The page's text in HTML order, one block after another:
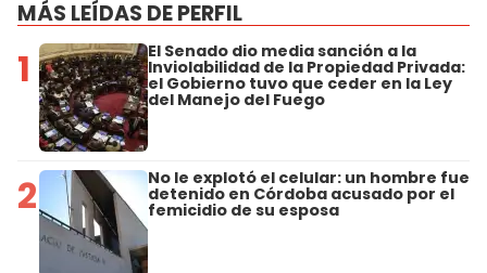
MÁS LEÍDAS DE PERFIL
1 El Senado dio media sanción a la
Inviolabilidad de la Propiedad Privada:
el Gobierno tuvo que ceder en la Ley
del Manejo del Fuego
2 No le explotó el celular: un hombre fue
detenido en Córdoba acusado por el
femicidio de su esposa